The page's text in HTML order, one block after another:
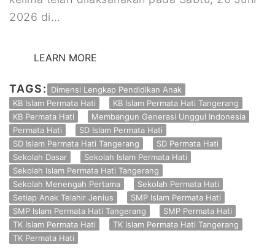
2026 di…
LEARN MORE
TAGS:
Dimensi Lengkap Pendidikan Anak
KB Islam Permata Hati
KB Islam Permata Hati Tangerang
KB Permata Hati
Membangun Generasi Unggul Indonesia
Permata Hati
SD Islam Permata Hati
SD Islam Permata Hati Tangerang
SD Permata Hati
Sekolah Dasar
Sekolah Islam Permata Hati
Sekolah Islam Permata Hati Tangerang
Sekolah Menengah Pertama
Sekolah Permata Hati
Setiap Anak Telahir Jenius
SMP Islam Permata Hati
SMP Islam Permata Hati Tangerang
SMP Permata Hati
TK Islam Permata Hati
TK Islam Permata Hati Tangerang
TK Permata Hati